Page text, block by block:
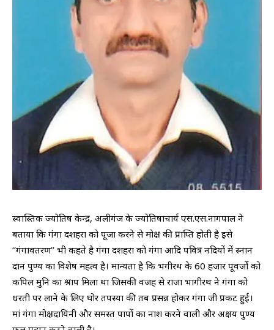
स्वास्तिक ज्योतिष केन्द्र, अलीगंज के ज्योतिषाचार्य एस.एस.नागपाल ने
बताया कि गंगा दशहरा को पूजा करने से मोक्ष की प्राप्ति होती है इसे
‘‘गंगावतरण’’ भी कहते है गंगा दशहरा को गंगा आदि पवित्र नदियों में स्नान
दान पुण्य का विशेष महत्व है। मान्यता है कि भगीरथ के 60 हजार पूवर्जाे को
कपिल मुनि का श्राप मिला था जिसकी वजह से राजा भागीरथ ने गंगा को
धरती पर लाने के लिए घोर तपस्या की तब प्रसन्न होकर गंगा जी प्रकट हुई।
मां गंगा मोक्षदायिनी और समस्त पापों का नाश करने वाली और अक्षय पुण्य